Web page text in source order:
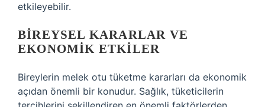
etkileyebilir.
BIREYSEL KARARLAR VE
EKONOMIK ETKILER
Bireylerin melek otu tüketme kararları da ekonomik
açıdan önemli bir konudur. Sağlık, tüketicilerin